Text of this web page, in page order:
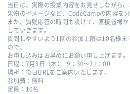
当日は、実際の授業内容をお見せしながら
果物のイメージなど、CodeCampの内容を
また、質疑応答の時間も設けて、直接皆様
していきます。
質問しやすいよう1回の参加上限は10名様
ので、
お申し込みはお早めにお願い申し上げます。
日程：7月3日（木）19：30〜21：00
場所：後日URLをご案内いたします。
参加費：無料
定員：10名